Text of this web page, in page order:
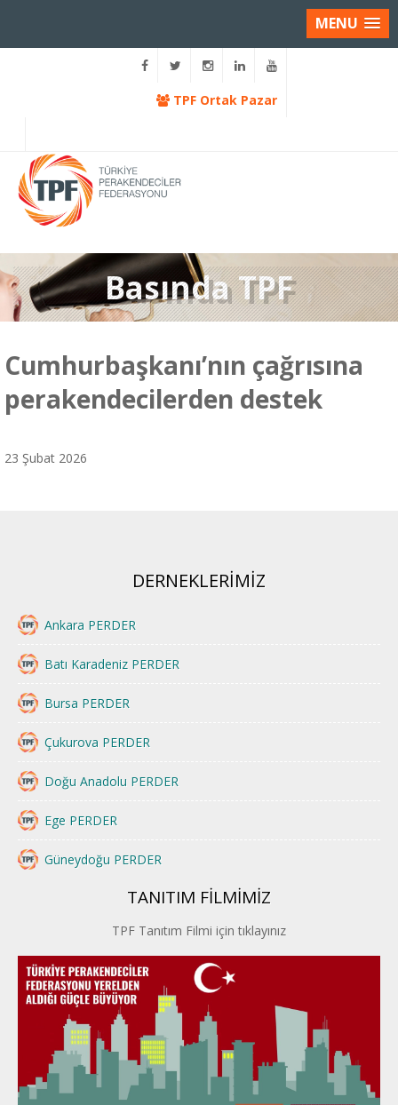
MENU
TPF Ortak Pazar
Basında TPF
Cumhurbaşkanı’nın çağrısına
perakendecilerden destek
23 Şubat 2026
DERNEKLERİMİZ
Ankara PERDER
Batı Karadeniz PERDER
Bursa PERDER
Çukurova PERDER
Doğu Anadolu PERDER
Ege PERDER
Güneydoğu PERDER
İstanbul PERDER
İpek Yolu PERDER
Kayseri PERDER
Karadeniz Perder
Konya PERDER
Van PERDER
TANITIM FİLMİMİZ
TPF Tanıtım Filmi için tıklayınız